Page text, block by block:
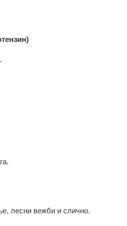
лесни вежбии слично.